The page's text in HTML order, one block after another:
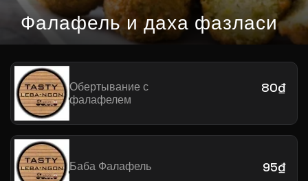
Фалафель и даха фазласи
Обертывание с
фалафелем
80₫
Баба Фалафель 95₫